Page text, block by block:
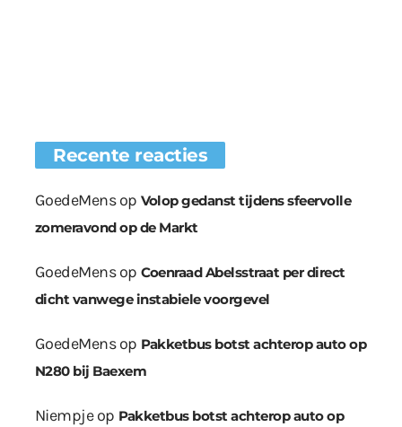
Recente reacties
GoedeMensop Volop gedanst tijdens sfeervolle
zomeravond op de Markt
GoedeMensop Coenraad Abelsstraat per direct
dicht vanwege instabiele voorgevel
GoedeMensop Pakketbus botst achterop auto op
N280 bij Baexem
Niempjeop Pakketbus botst achterop auto op